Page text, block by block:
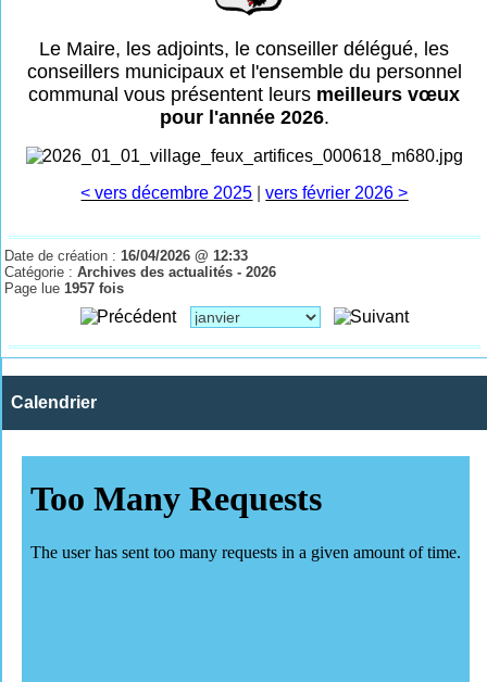
Le Maire, les adjoints, le conseiller délégué, les
conseillers municipaux et l'ensemble du personnel
communal vous présentent leurs meilleurs vœux
pour l'année 2026.
< vers décembre 2025 |vers février 2026 >
Date de création :16/04/2026 @ 12:33
Catégorie :Archives des actualités - 2026
Page lue1957 fois
Calendrier